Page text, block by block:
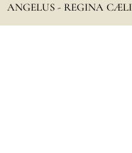
ANGELUS - REGINA CÆLI